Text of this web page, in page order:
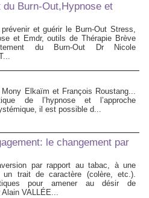
du Burn-Out,Hypnose et
prévenir et guérir le Burn-Out Stress,
et Emdr, outils de Thérapie Brève
du Burn-Out Dr Nicole
Mony Elkaïm et François Roustang...
de l’hypnose et l’approche
il est possible d...
le changement par
par rapport au tabac, à une
trait de caractère (colère, etc.).
pour amener au désir de
VALLÉE...